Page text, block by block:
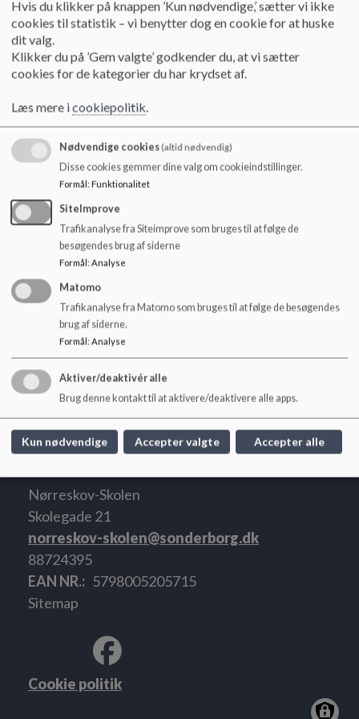
giver energi og begejstring. Dvs. det handler om at se på egne
og andres styrker frem for svagheder – vi er alle gode til
noget og det er vigtigt, at vi husker at fokusere på det,
specielt når der er andre ting, vi har svært ved!
En definition:
Positiv psykologi er det videnskabelige studium af
menneskets psykologiske ressourcer, styrker og
muligheder. (DPU)
Positiv psykologi søger svar på hvordan man kan forstå
optimale tilstande karakteriseret ved indlevelse og flow og
hvordan disse er relateret til læring og udvikling. (Simon
Nørby & Anders Myszak)
Dokumenter
24 styrker.pdf
Nørreskov-Skolen
Skolegade 21
norreskov-skolen@sonderborg.dk
88724395
EAN NR.
5798005205715
Sitemap
Cookie politik
Hvis du klikker på knappen ’Kun nødvendige,’ sætter vi ikke
cookies til statistik – vi benytter dog en cookie for at huske
dit valg.
Klikker du på ’Gem valgte’ godkender du, at vi sætter
cookies for de kategorier du har krydset af.
Læs mere icookiepolitik.
Nødvendige cookies(altid nødvendig)
Disse cookies gemmer dine valg om cookieindstillinger.
Formål: Funktionalitet
SiteImprove
Trafikanalyse fra Siteimprove som bruges til at følge de
besøgendes brug af siderne
Formål: Analyse
Matomo
Trafikanalyse fra Matomo som bruges til at følge de besøgendes
brug af siderne.
Formål: Analyse
Aktiver/deaktivér alle
Brug denne kontakt til at aktivere/deaktivere alle apps.
Kun nødvendige Accepter valgte Accepter alle